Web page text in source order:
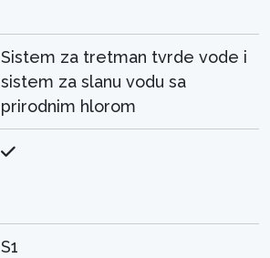
Sistem za tretman tvrde vode i
sistem za slanu vodu sa
prirodnim hlorom
S1